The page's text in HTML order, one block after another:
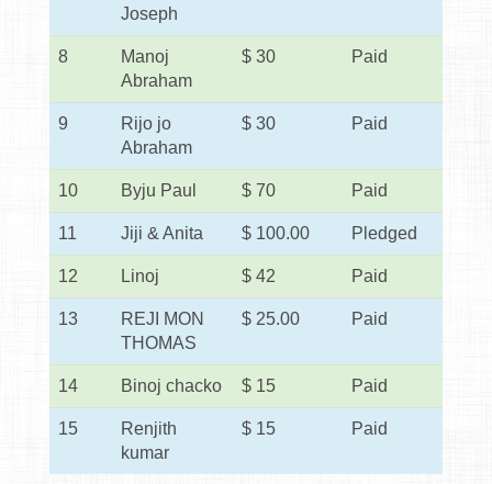
Joseph
8
Manoj
Abraham
$ 30 Paid
9
Rijo jo
Abraham
$ 30 Paid
10 Byju Paul $ 70 Paid
11 Jiji & Anita $ 100.00 Pledged
12 Linoj $ 42 Paid
13
REJI MON
THOMAS
$ 25.00 Paid
14 Binoj chacko $ 15 Paid
15
Renjith
kumar
$ 15 Paid